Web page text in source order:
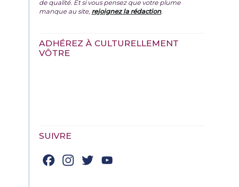
de qualité. Et si vous pensez que votre plume
manque au site, rejoignez la rédaction.
ADHÉREZ À CULTURELLEMENT
VÔTRE
SUIVRE
Facebook
Instagram
Twitter